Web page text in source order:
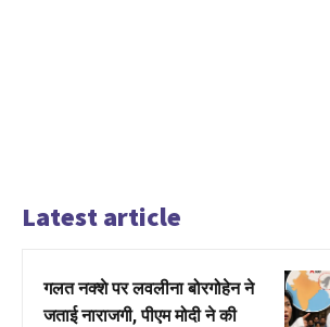
Latest article
गलत नक्शे पर लवलीना बोरगोहेन ने
जताई नाराजगी, पीएम मोदी ने की